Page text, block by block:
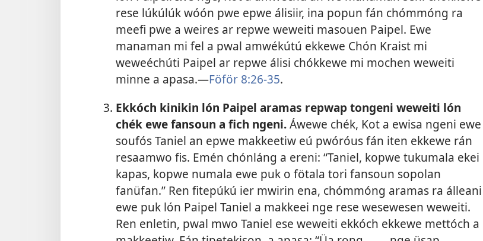
rese lúkúlúk wóón pwe epwe álisiir, ina popun fán chómmóng ra
meefi pwe a weires ar repwe weweiti masouen Paipel. Ewe
manaman mi fel a pwal amwékútú ekkewe Chón Kraist mi
weweéchúti Paipel ar repwe álisi chókkewe mi mochen weweiti
minne a apasa.​—Föför 8:26-35.
Ekkóch kinikin lón Paipel aramas repwap tongeni weweiti lón
chék ewe fansoun a fich ngeni.Áwewe chék, Kot a ewisa ngeni ewe
soufós Taniel an epwe makkeetiw eú pwóróus fán iten ekkewe rán
resaamwo fis. Emén chónláng a ereni: “Taniel, kopwe tukumala ekei
kapas, kopwe numala ewe puk o fötala tori fansoun sopolan
fanüfan.” Ren fitepúkú ier mwirin ena, chómmóng aramas ra álleani
ewe puk lón Paipel Taniel a makkeei nge rese wesewesen weweiti.
Ren enletin, pwal mwo Taniel ese weweiti ekkóch ekkewe mettóch a